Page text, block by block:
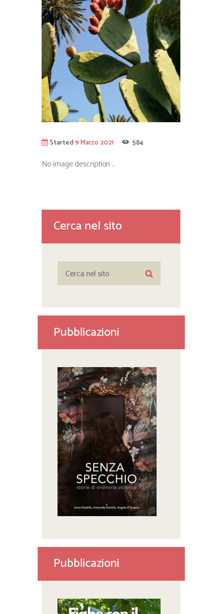
Started9 Marzo 2021 584
No image description ...
Cerca nel sito
Pubblicazioni
Pubblicazioni